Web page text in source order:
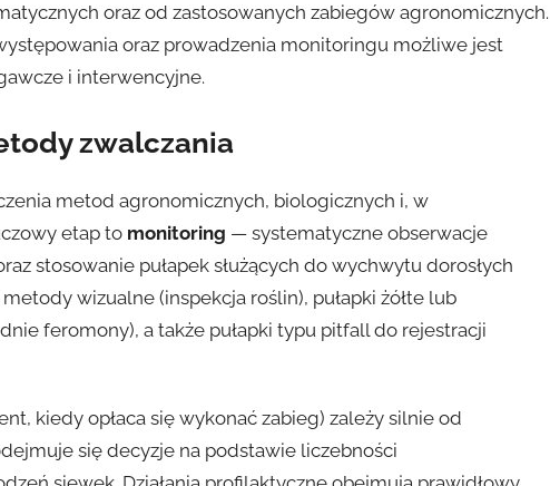
oraz od zastosowanych zabiegów agronomicznych.
oraz prowadzenia monitoringu możliwe jest
i interwencyjne.
zwalczania
metod agronomicznych, biologicznych i, w
etap to monitoring — systematyczne obserwacje
stosowanie pułapek służących do wychwytu dorosłych
wizualne (inspekcja roślin), pułapki żółte lub
feromony), a także pułapki typu pitfall do rejestracji
kiedy opłaca się wykonać zabieg) zależy silnie od
się decyzje na podstawie liczebności